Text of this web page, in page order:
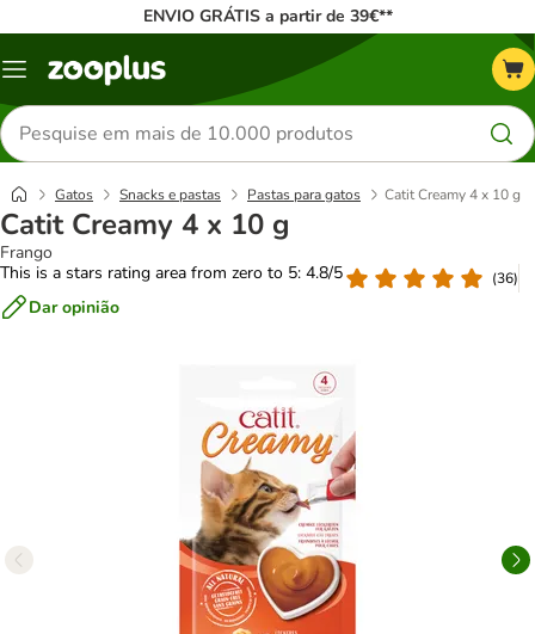
ENVIO GRÁTIS a partir de 39€**
Menu
Pesquisar
produtos
Gatos Snacks e pastas Pastas para gatos Catit Creamy 4 x 10 g
Catit Creamy 4 x 10 g
Frango
This is a stars rating area from zero to 5: 4.8/5
(36)
Dar opinião